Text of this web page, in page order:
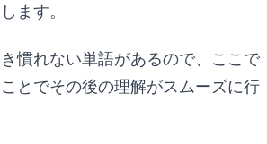
ます。
慣れない単語があるので、ここで
とでその後の理解がスムーズに行